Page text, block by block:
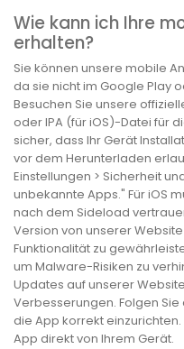
Wie kann ich Ihre
erhalten?
Sie können unsere mobile
da sie nicht im Google Play
Besuchen Sie unsere
oder IPA (für iOS)-Datei für
sicher, dass Ihr Gerät
vor dem Herunterladen
Einstellungen > Sicherheit
unbekannte Apps." Für iOS
nach dem Sideload
Version von unserer
Funktionalität zu
um Malware-Risiken zu
Updates auf unserer
Verbesserungen. Folgen
die App korrekt
App direkt von Ihrem Gerät.